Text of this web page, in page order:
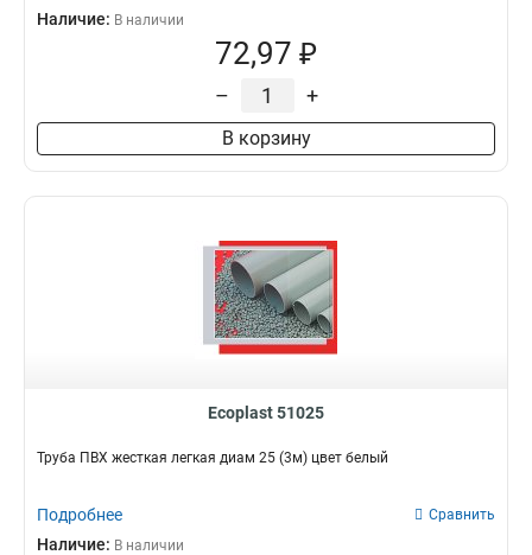
Наличие: В наличии
72,97 ₽
– +
В корзину
Ecoplast 51025
Труба ПВХ жесткая легкая диам 25 (3м) цвет белый
Подробнее Сравнить
Наличие: В наличии